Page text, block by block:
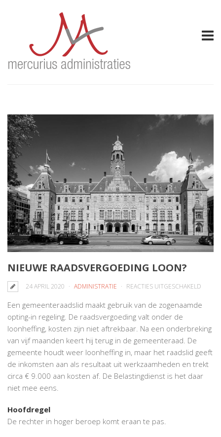
NIEUWE RAADSVERGOEDING LOON?
24 APRIL 2020 ADMINISTRATIE REACTIES UITGESCHAKELD
Een gemeenteraadslid maakt gebruik van de zogenaamde
opting-in regeling. De raadsvergoeding valt onder de
loonheffing, kosten zijn niet aftrekbaar. Na een onderbreking
van vijf maanden keert hij terug in de gemeenteraad. De
gemeente houdt weer loonheffing in, maar het raadslid geeft
de inkomsten aan als resultaat uit werkzaamheden en trekt
circa € 9.000 aan kosten af. De Belastingdienst is het daar
niet mee eens.
Hoofdregel
De rechter in hoger beroep komt eraan te pas.